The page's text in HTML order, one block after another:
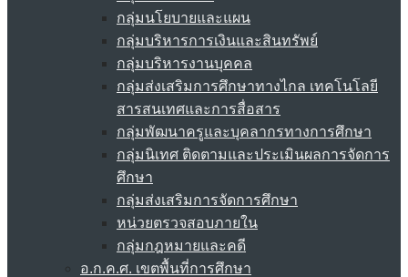
กลุ่มนโยบายและแผน
กลุ่มบริหารการเงินและสินทรัพย์
กลุ่มบริหารงานบุคคล
กลุ่มส่งเสริมการศึกษาทางไกล เทคโนโลยี
สารสนเทศและการสื่อสาร
กลุ่มพัฒนาครูและบุคลากรทางการศึกษา
กลุ่มนิเทศ ติดตามและประเมินผลการจัดการ
ศึกษา
กลุ่มส่งเสริมการจัดการศึกษา
หน่วยตรวจสอบภายใน
กลุ่มกฎหมายและคดี
อ.ก.ค.ศ. เขตพื้นที่การศึกษา